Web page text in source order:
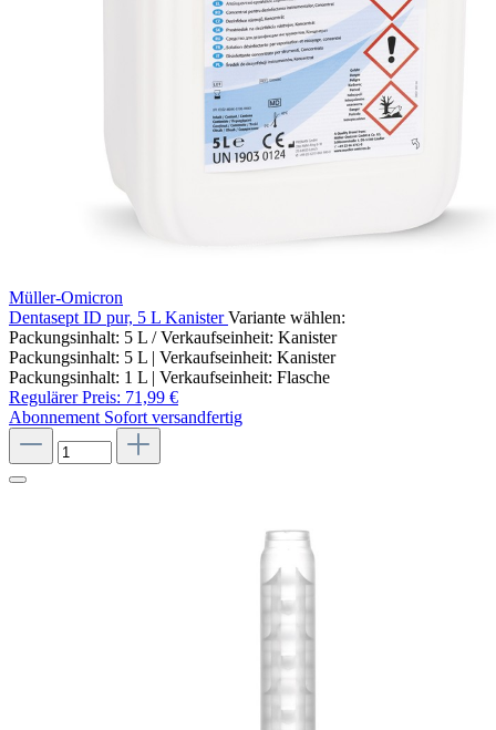
Müller-Omicron
Dentasept ID pur, 5 L KanisterVariante wählen:
Packungsinhalt: 5 L / Verkaufseinheit: Kanister
Packungsinhalt: 5 L | Verkaufseinheit: Kanister
Packungsinhalt: 1 L | Verkaufseinheit: Flasche
Regulärer Preis: 71,99 €
Abonnement Sofort versandfertig